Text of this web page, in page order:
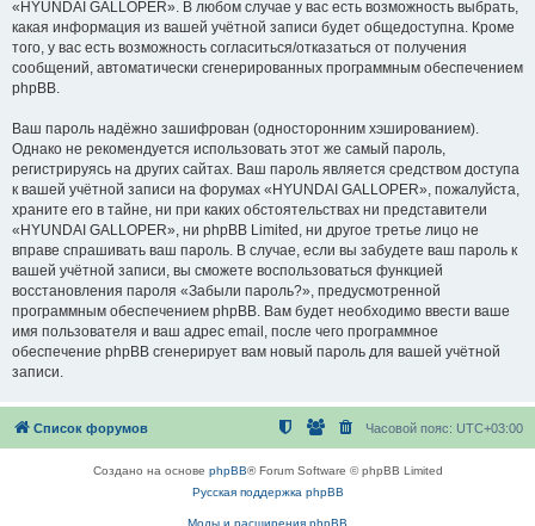
«HYUNDAI GALLOPER». В любом случае у вас есть возможность выбрать,
какая информация из вашей учётной записи будет общедоступна. Кроме
того, у вас есть возможность согласиться/отказаться от получения
сообщений, автоматически сгенерированных программным обеспечением
phpBB.
Ваш пароль надёжно зашифрован (односторонним хэшированием).
Однако не рекомендуется использовать этот же самый пароль,
регистрируясь на других сайтах. Ваш пароль является средством доступа
к вашей учётной записи на форумах «HYUNDAI GALLOPER», пожалуйста,
храните его в тайне, ни при каких обстоятельствах ни представители
«HYUNDAI GALLOPER», ни phpBB Limited, ни другое третье лицо не
вправе спрашивать ваш пароль. В случае, если вы забудете ваш пароль к
вашей учётной записи, вы сможете воспользоваться функцией
восстановления пароля «Забыли пароль?», предусмотренной
программным обеспечением phpBB. Вам будет необходимо ввести ваше
имя пользователя и ваш адрес email, после чего программное
обеспечение phpBB сгенерирует вам новый пароль для вашей учётной
записи.
Список форумов Часовой пояс: UTC+03:00
Создано на основе phpBB® Forum Software © phpBB Limited
Русская поддержка phpBB
Моды и расширения phpBB